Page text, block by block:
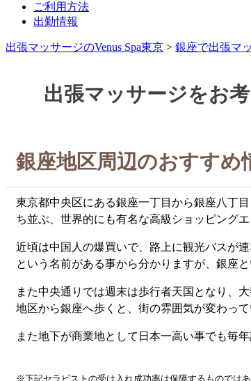
ご利用方法
出勤情報
出張マッサージのVenus Spa東京 > 銀座で出張マ
出張マッサージをお
銀座地区周辺のおすすめ
東京都中央区にある銀座一丁目から銀座八丁
ち並ぶ、世界的にも有名な高級ショッピングエ
近頃は中国人の爆買いで、路上に観光バスが
という名前がある事から分かりますが、銀座
また中央通りでは週末は歩行者天国となり、
地区から銀座へ歩くと、街の雰囲気が変わって
また地下が商業地として日本一高い事でも毎
※下記セラピストの受け入れ成功率は保障するものでは